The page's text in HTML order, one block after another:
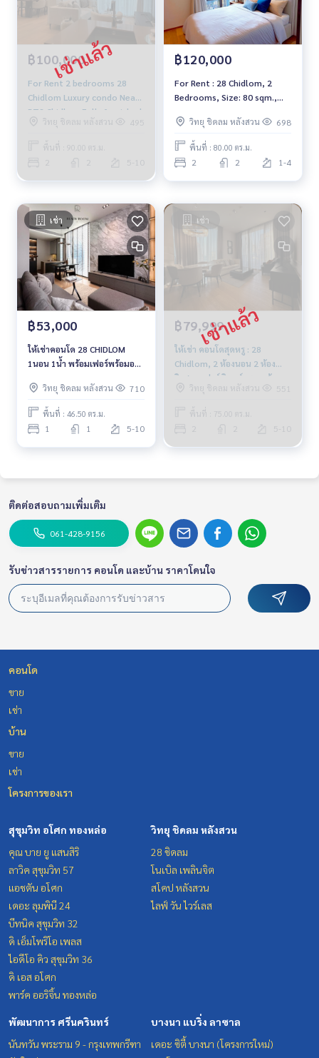
฿100,000
For Rent 2 bedrooms 28
Chidlom Luxury condo Near
BTS Chidlom Fully furnished
Ready to move in
วิทยุ ชิดลม หลังสวน 495
พื้นที่ : 90.00 ตร.ม.
5-10
฿120,000
For Rent : 28 Chidlom, 2
Bedrooms, Size: 80 sqm.,
Fully furnished, ready to
move in
วิทยุ ชิดลม หลังสวน 698
พื้นที่ : 80.00 ตร.ม.
2 2 1-4
เช่า
฿53,000
ให้เช่าคอนโด 28 CHIDLOM
1นอน 1น้ำ พร้อมเฟอร์พร้อมอยู่
วิทยุ ชิดลม หลังสวน
710
พื้นที่ : 46.50 ตร.ม.
1 1 5-10
เช่า
฿79,999
ให้เช่า คอนโดสุดหรู : 28
Chidlom, 2 ห้องนอน 2 ห้องน้ำ
วิวสวย เฟอร์นิเจอร์ครบ พร้อม
เข้าอยู่ ใกล้ BTS ชิดลม 79,999
วิทยุ ชิดลม หลังสวน 551
พื้นที่ : 75.00 ตร.ม.
5-10
ติดต่อสอบถามเพิ่มเติม
061-428-9156
รับข่าวสารรายการ คอนโด และบ้าน ราคาโดนใจ
คอนโด
ขาย
เช่า
บ้าน
ขาย
เช่า
โครงการของเรา
สุขุมวิท อโศก ทองหล่อ
คุณ บาย ยู แสนสิริ
ลาวิค สุขุมวิท 57
แอชตัน อโศก
เดอะ ลุมพินี 24
บีทนิค สุขุมวิท 32
ดิ เอ็มโพริโอ เพลส
ไอดีโอ คิว สุขุมวิท 36
ดิ เอส อโศก
พาร์ค ออริจิ้น ทองหล่อ
วิทยุ ชิดลม หลังสวน
28 ชิดลม
โนเบิล เพลินจิต
สโคป หลังสวน
ไลฟ์ วัน ไวร์เลส
พัฒนาการ ศรีนครินทร์
นันทวัน พระราม 9 - กรุงเทพกรีฑา
บางนา แบริ่ง ลาซาล
เดอะ ซิตี้ บางนา (โครงการใหม่)